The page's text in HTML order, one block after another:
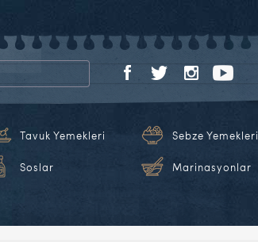
Tavuk Yemekleri Sebze Yemekleri
Soslar Marinasyonlar